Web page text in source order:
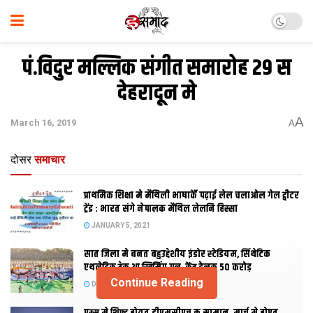
पं.विदुर मल्लिक संगीत समारोह 29 स
देहरादून मे
March 16, 2019 AA
दोसर समाचार
प्राथमिक शि‍क्षा मे मैथि‍ली भाषाकेँ पढ़ाई लेल चलाओल गेल ट्वीटर
ट्रेंड : भारत संगे नेपालक मैथिल लेलनि हिस्सा
JANUARY 5, 2021
सात जिला मे बनत बहुउद्देशीय इंडोर स्‍टेडि‍यम, सिंथेटिक
एथलेटिक ट्रेक आ स्विमिंग पुल, केंद्र देलक 50 करोड़
DECEMBER 26, 2020
Continue Reading